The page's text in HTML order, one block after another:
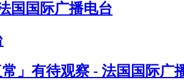
国国际广播电台
」有待观察 - 法国国际广